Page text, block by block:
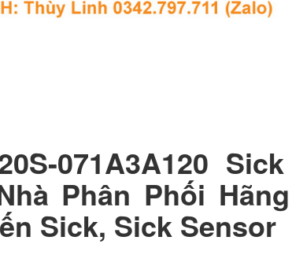
071A3A120​
Phân Phối
Sick, Sick Sensor